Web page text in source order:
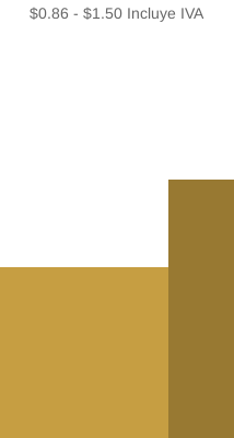
$0.86 - $1.50Rango
Incluye IVA